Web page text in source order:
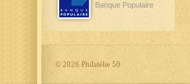
Banque Populaire
© 2026 Philatélie 50